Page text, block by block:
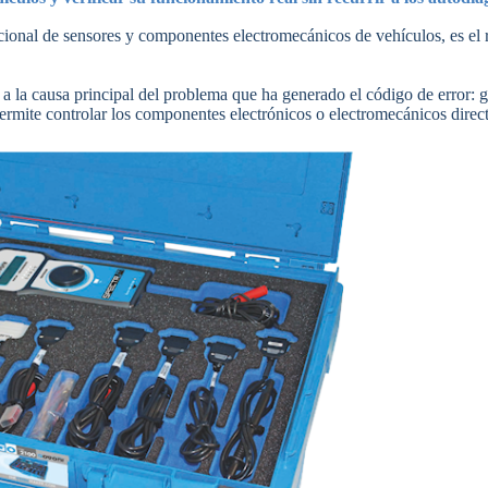
de sensores y componentes electromecánicos de vehículos, es
causa principal del problema que ha generado el código de error:
controlar los componentes electrónicos o electromecánicos